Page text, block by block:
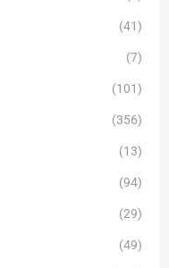
(41)
(7)
(101)
(356)
(13)
(94)
(29)
(49)